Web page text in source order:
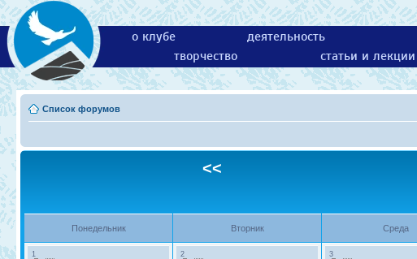
о клубе деятельность
творчество
статьи и лекции
Список форумов
<<
Понедельник Вторник Среда
1 2 3